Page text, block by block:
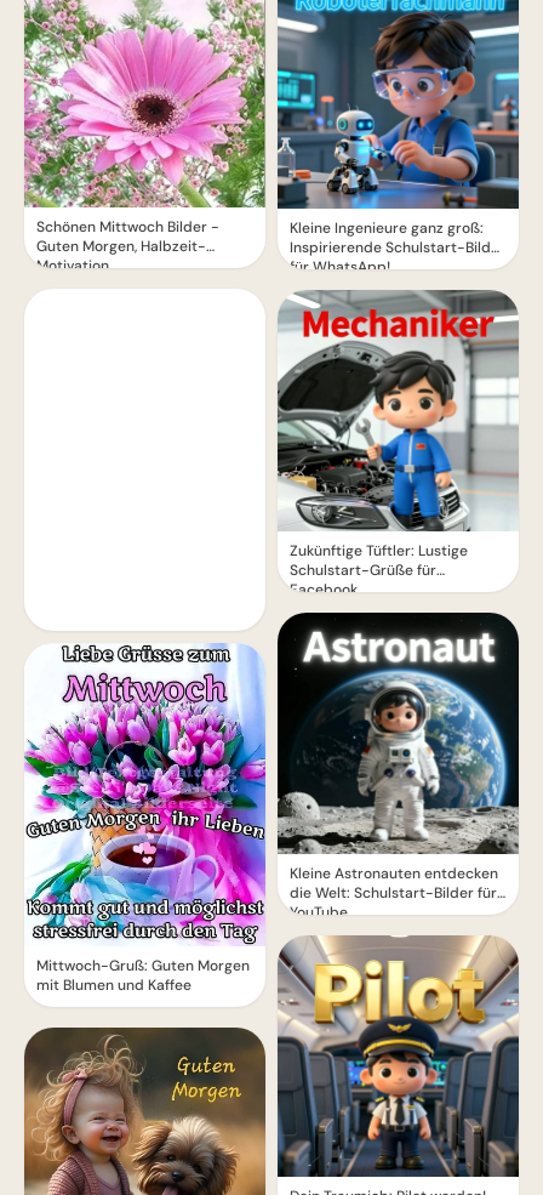
Schönen Mittwoch Bilder -
Guten Morgen, Halbzeit-
Motivation
Mittwoch-Gruß: Guten Morgen
mit Blumen und Kaffee
Kleine Ingenieure ganz groß:
Inspirierende Schulstart-Bilder
für WhatsApp!
Zukünftige Tüftler: Lustige
Schulstart-Grüße für
Facebook
Kleine Astronauten entdecken
die Welt: Schulstart-Bilder für
YouTube